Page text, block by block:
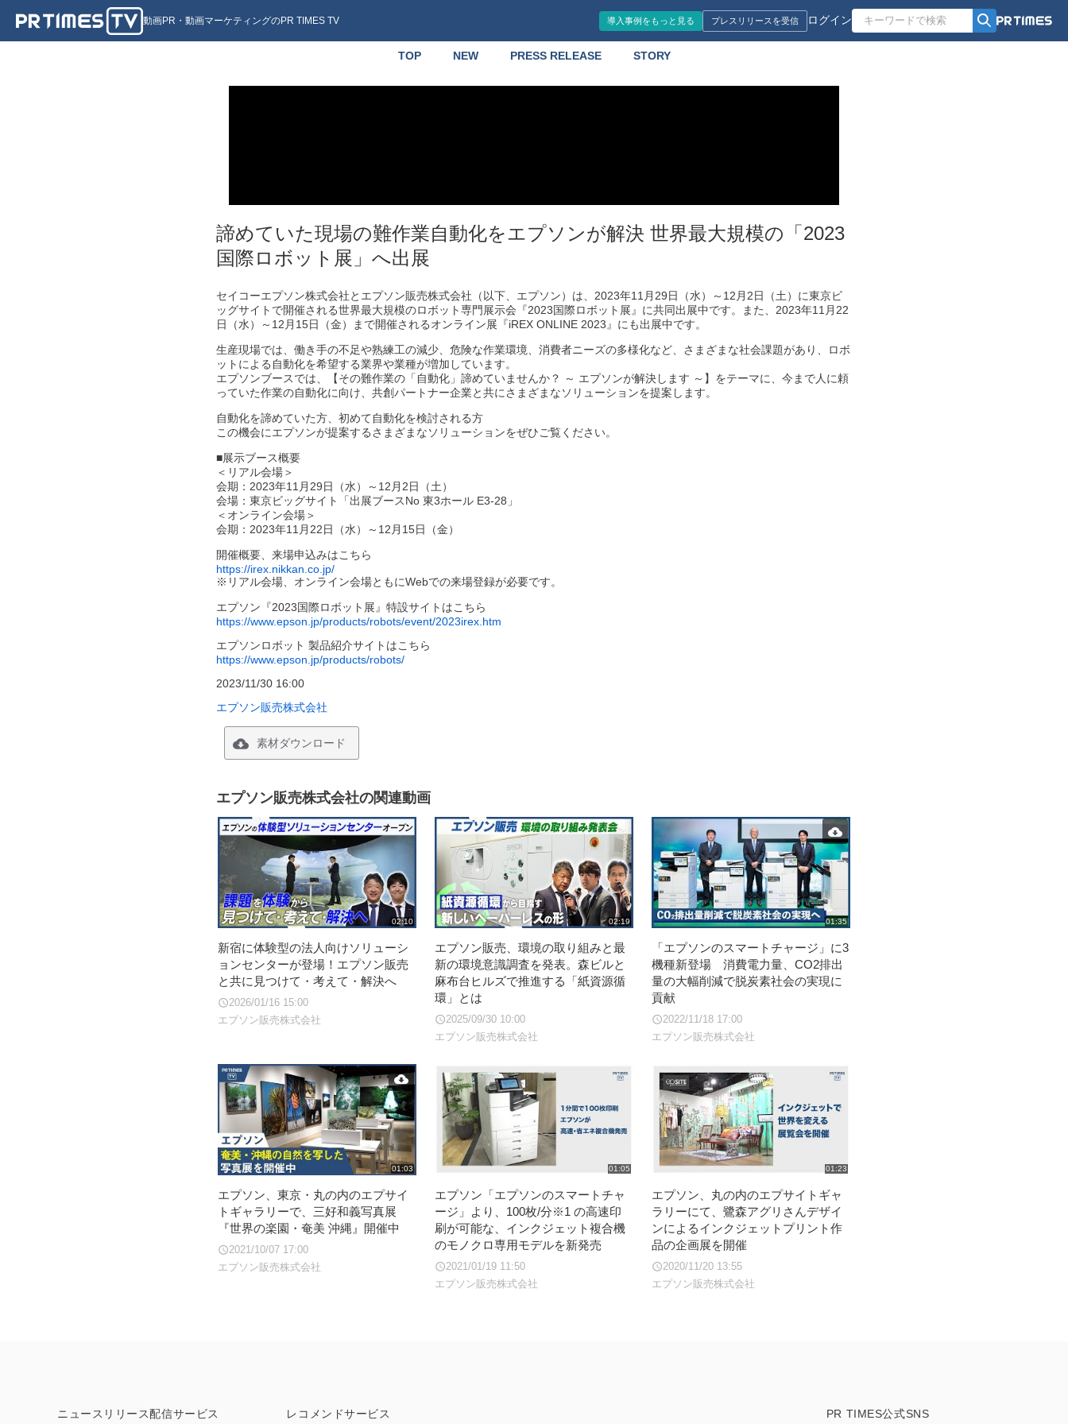
動画PR・動画マーケティングのPR TIMES TV 導入事例をもっと見る プレスリリースを受信 ログイン
TOP NEW PRESS RELEASE STORY
諦めていた現場の難作業自動化をエプソンが解決 世界最大規模の「2023
国際ロボット展」へ出展
セイコーエプソン株式会社とエプソン販売株式会社（以下、エプソン）は、2023年11月29日（水）～12月2日（土）に東京ビ
ッグサイトで開催される世界最大規模のロボット専門展示会『2023国際ロボット展』に共同出展中です。また、2023年11月22
日（水）～12月15日（金）まで開催されるオンライン展『iREX ONLINE 2023』にも出展中です。
生産現場では、働き手の不足や熟練工の減少、危険な作業環境、消費者ニーズの多様化など、さまざまな社会課題があり、ロボ
ットによる自動化を希望する業界や業種が増加しています。
エプソンブースでは、【その難作業の「自動化」諦めていませんか？ ～ エプソンが解決します ～】をテーマに、今まで人に頼
っていた作業の自動化に向け、共創パートナー企業と共にさまざまなソリューションを提案します。
自動化を諦めていた方、初めて自動化を検討される方
この機会にエプソンが提案するさまざまなソリューションをぜひご覧ください。
■展示ブース概要
＜リアル会場＞
会期：2023年11月29日（水）～12月2日（土）
会場：東京ビッグサイト「出展ブースNo 東3ホール E3-28」
＜オンライン会場＞
会期：2023年11月22日（水）～12月15日（金）
開催概要、来場申込みはこちら
https://irex.nikkan.co.jp/
※リアル会場、オンライン会場ともにWebでの来場登録が必要です。
エプソン『2023国際ロボット展』特設サイトはこちら
https://www.epson.jp/products/robots/event/2023irex.htm
エプソンロボット 製品紹介サイトはこちら
https://www.epson.jp/products/robots/
2023/11/30 16:00
エプソン販売株式会社
素材ダウンロード
エプソン販売株式会社の関連動画
02:10
新宿に体験型の法人向けソリューシ
ョンセンターが登場！エプソン販売
と共に見つけて・考えて・解決へ
2026/01/16 15:00
エプソン販売株式会社
02:19
エプソン販売、環境の取り組みと最
新の環境意識調査を発表。森ビルと
麻布台ヒルズで推進する「紙資源循
環」とは
2025/09/30 10:00
エプソン販売株式会社
01:35
「エプソンのスマートチャージ」に3
機種新登場 消費電力量、CO2排出
量の大幅削減で脱炭素社会の実現に
貢献
2022/11/18 17:00
エプソン販売株式会社
01:03
エプソン、東京・丸の内のエプサイ
トギャラリーで、三好和義写真展
『世界の楽園・奄美 沖縄』開催中
2021/10/07 17:00
エプソン販売株式会社
01:05
エプソン「エプソンのスマートチャ
ージ」より、100枚/分※1 の高速印
刷が可能な、インクジェット複合機
のモノクロ専用モデルを新発売
2021/01/19 11:50
エプソン販売株式会社
01:23
エプソン、丸の内のエプサイトギャ
ラリーにて、鷺森アグリさんデザイ
ンによるインクジェットプリント作
品の企画展を開催
2020/11/20 13:55
エプソン販売株式会社
ニュースリリース配信サービス レコメンドサービス PR TIMES公式SNS